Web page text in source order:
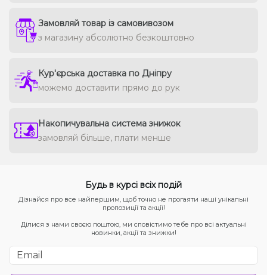
Замовляй товар із самовивозом
з магазину абсолютно безкоштовно
Кур'єрська доставка по Дніпру
можемо доставити прямо до рук
Накопичувальна система знижок
замовляй більше, плати менше
Будь в курсі всіх подій
Дізнайся про все найпершим, щоб точно не прогаяти наші унікальні
пропозиції та акції!
Ділися з нами своєю поштою, ми сповістимо тебе про всі актуальні
новинки, акції та знижки!